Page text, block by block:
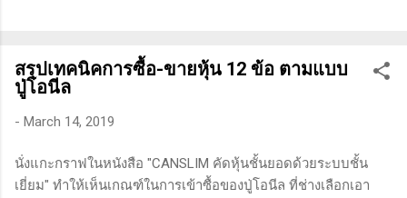
ในอนาคต การลงรายละเอียดในการวิเคราะห์นี้จะช่วยให้คุณ
สามารถเข้าใจตลาดและรู้จักจังหวะที่เหมาะสมในการเข้าเทรด . -
วิธีการที่พิสูจน์แล้วว่าทำเงินได้จริงและทำซ้ำได้ตลอด (Method):
การมีระบบหรือกลยุทธ์ที่ชัดเจนในการเทรดเป็นสิ่งสำคัญ เพราะจะ
ใช้ได้เมื่อตลาดมีการเปลี่ยนแปลง . - ความอดทน (Patience): การ
รอคอยและไม่รีบร้อนถือเป็นคุณสมบัติที่สำคัญในนักเทรด ความ
สรุปเทคนิคการซื้อ-ขายหุ้น 12 ข้อ ตามแบบ
ปู่โอนีล
- March 14, 2019
นั่งแกะกราฟในหนังสือ "CANSLIM คัดหุ้นชั้นยอดด้วยระบบชั้น
เยี่ยม" ทำให้เห็นเกณฑ์ในการเข้าซื้อของปู่โอนีล ที่ช่างเลือกเอา